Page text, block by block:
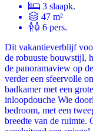
3 slaapk.
47 m²
6 pers.
Dit vakantieverblijf
de robuuste bouwstijl,
de panoramaview op
verder een sfeervolle
badkamer met een
inloopdouche Wie
bedroom, met een
breedte van de ruimte.